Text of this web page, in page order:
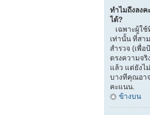
ทำไมถึงลง
ได้?
เฉพาะผู้ใ
เท่านั้น ที่สา
สำรวจ (เพื่
ตรงความจ
แล้ว แต่ยังไ
บางทีคุณอา
คะแนน.
ข้างบน